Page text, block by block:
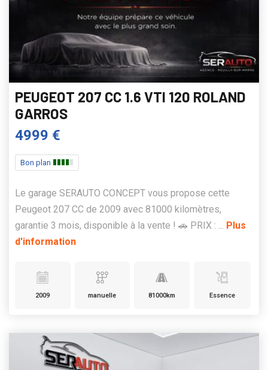
PEUGEOT 207 CC 1.6 VTI 120 ROLAND
GARROS
4999 €
Bon plan
Le garage SERAUTO CONCEPT vous propose cette
Peugeot 207 CC de 2009 avec 81000 kilomètres,
garantie 3 mois, disponible à la vente ! 🚗 PRIX : ... Plus
d'information
2009 manuelle 81000km Essence